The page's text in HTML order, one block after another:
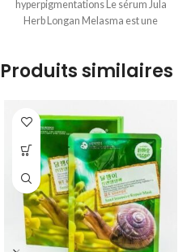
hyperpigmentations Le sérum Jula
Herb Longan Melasma est une
Produits similaires